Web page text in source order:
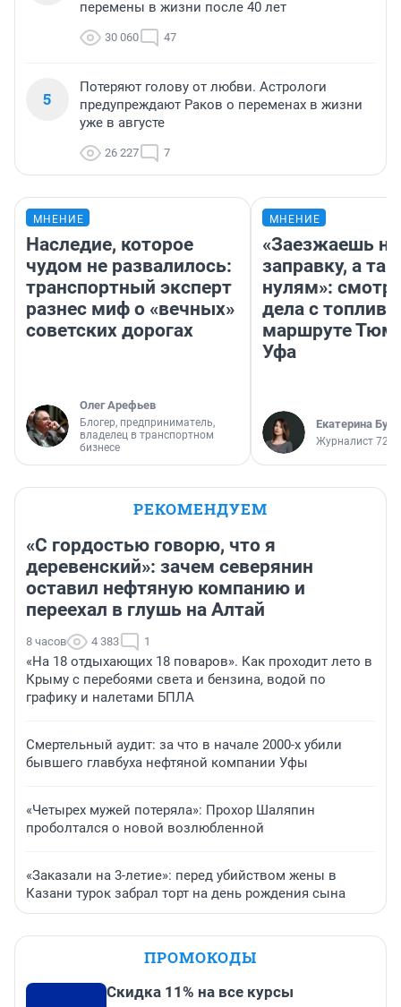
перемены в жизни после 40 лет
30 060 47
5
Потеряют голову от любви. Астрологи
предупреждают Раков о переменах в жизни
уже в августе
26 227 7
МНЕНИЕ
Наследие, которое
чудом не развалилось:
транспортный эксперт
разнес миф о «вечных»
советских дорогах
Олег Арефьев
Блогер, предприниматель,
владелец в транспортном
бизнесе
МНЕНИЕ
«Заезжаешь на
заправку, а
нулям»:
дела с
маршруте
Уфа
Екатерина
Журналист
РЕКОМЕНДУЕМ
«С гордостью говорю, что я
деревенский»: зачем северянин
оставил нефтяную компанию и
переехал в глушь на Алтай
8 часов 4 383 1
«На 18 отдыхающих 18 поваров». Как проходит лето в
Крыму с перебоями света и бензина, водой по
графику и налетами БПЛА
Смертельный аудит: за что в начале 2000-х убили
бывшего главбуха нефтяной компании Уфы
«Четырех мужей потеряла»: Прохор Шаляпин
проболтался о новой возлюбленной
«Заказали на 3-летие»: перед убийством жены в
Казани турок забрал торт на день рождения сына
ПРОМОКОДЫ
Скидка 11% на все курсы